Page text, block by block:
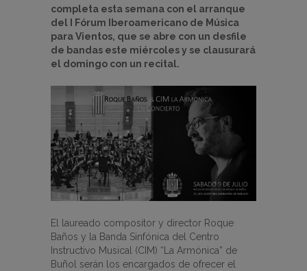
completa esta semana con el arranque
del
I Fórum Iberoamericano de M úsica
para Vientos, que se abre con un desfile
de bandas este miércoles y se clausurará
el domingo con un recital.
El laureado compositor y director Roque
Baños y la Banda Sinfónica del Centro
Instructivo Musical (CIM) “La Armónica” de
Buñol serán los encargados de ofrecer el